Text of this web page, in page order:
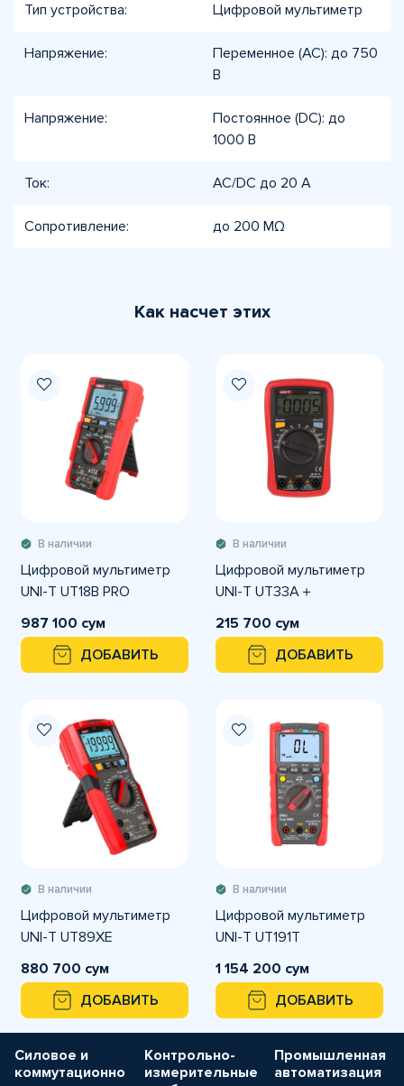
Тип устройства: Цифровой мультиметр
Напряжение:
Переменное (AC): до 750
В
Напряжение:
Постоянное (DC): до
1000 В
Ток: AC/DC до 20 А
Сопротивление: до 200 MΩ
Как насчет этих
В наличии
Цифровой мультиметр
UNI-T UT18B PRO
987 100 сум
ДОБАВИТЬ
В наличии
Цифровой мультиметр
UNI-T UT33A＋
215 700 сум
ДОБАВИТЬ
В наличии
Цифровой мультиметр
UNI-T UT89XE
880 700 сум
ДОБАВИТЬ
В наличии
Цифровой мультиметр
UNI-T UT191T
1 154 200 сум
ДОБАВИТЬ
Силовое и
коммутационно
Контрольно-
измерительные
Промышленная
автоматизация